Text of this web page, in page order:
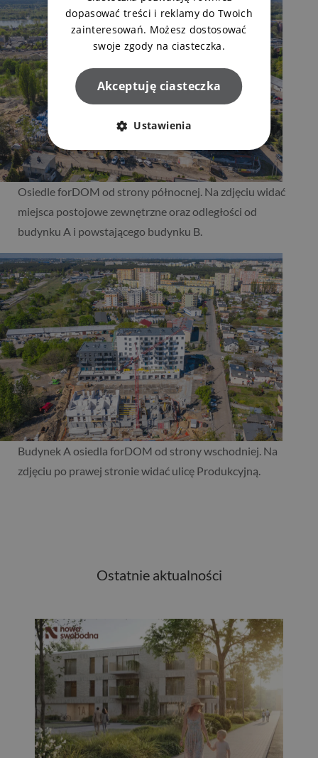
Osiedle forDOM od strony północnej. Na zdjęciu widać
miejsca postojowe zewnętrzne oraz odległości od
budynku A i powstającego budynku B.
Budynek A osiedla forDOM od strony wschodniej. Na
zdjęciu po prawej stronie widać ulicę Produkcyjną.
Ostatnie aktualności
dopasować treści i reklamy do Twoich
zainteresowań. Możesz dostosować
swoje zgody na ciasteczka.
Akceptuję ciasteczka
Ustawienia